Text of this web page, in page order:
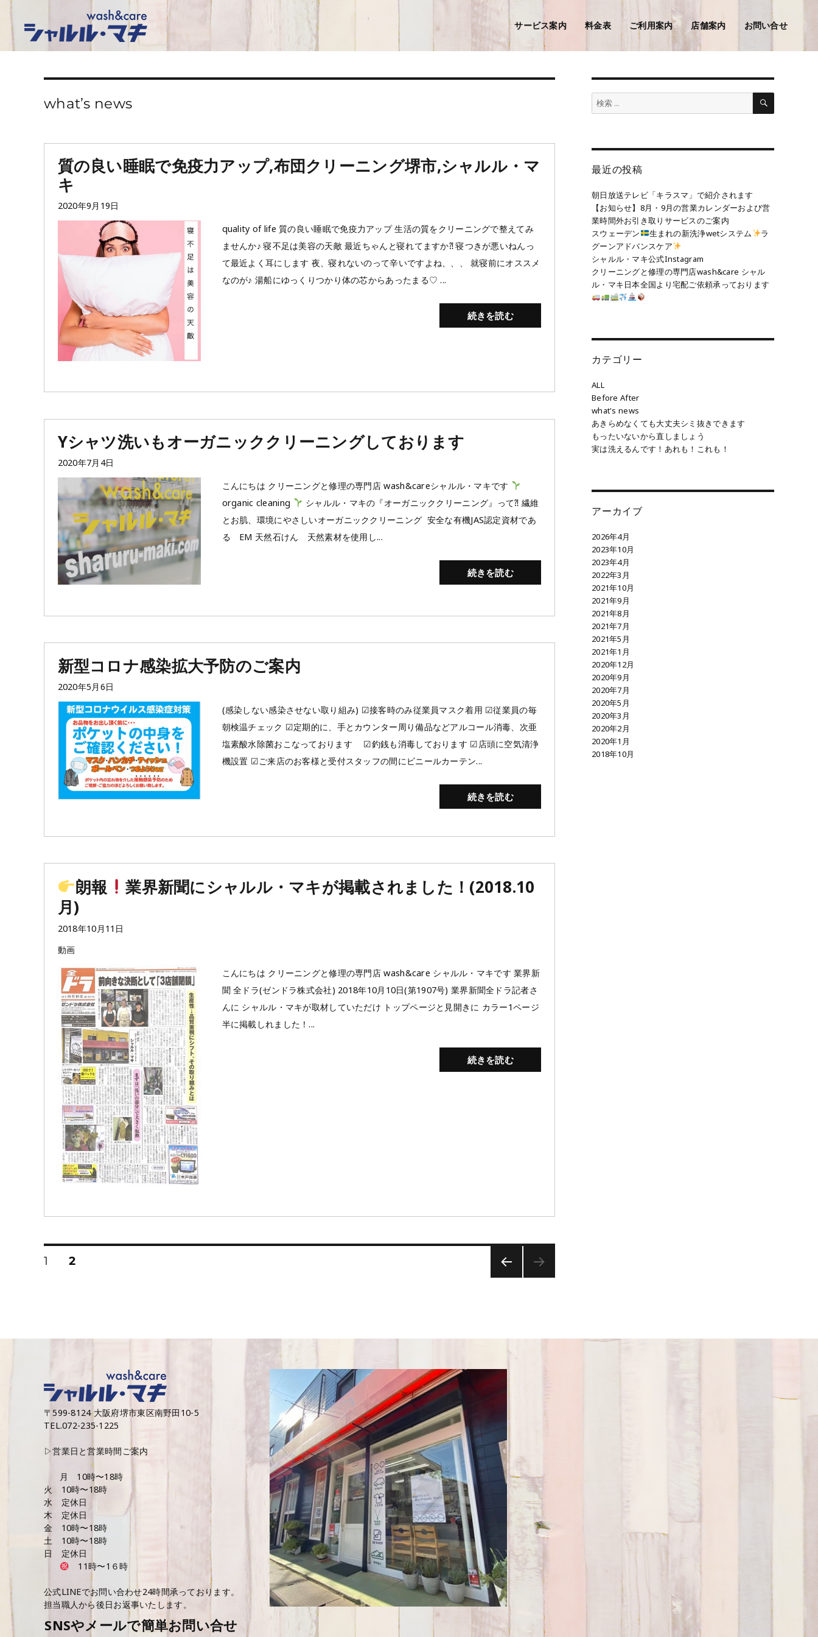
サービス案内 料金表 ご利用案内 店舗案内 お問い合せ
what’s news
質の良い睡眠で免疫力アップ,布団クリーニング堺市,シャルル・マ
キ
投
稿
2020年9月19日
quality of life 質の良い睡眠で免疫力アップ 生活の質をクリーニングで整えてみ
ませんか♪ 寝不足は美容の天敵 最近ちゃんと寝れてますか⁈ 寝つきが悪いねんっ
て最近よく耳にします 夜、寝れないのって辛いですよね、、、 就寝前にオススメ
なのが♪ 湯船にゆっくりつかり体の芯からあったまる♡ ...
続きを読む
Yシャツ洗いもオーガニッククリーニングしております
投
稿
日:
2020年7月4日
こんにちは クリーニングと修理の専門店 wash&careシャルル・マキです
organic cleaning
シャルル・マキの『オーガニッククリーニング』って⁈ 繊維
とお肌、環境にやさしいオーガニッククリーニング 安全な有機JAS認定資材であ
る EM 天然石けん 天然素材を使用し...
続きを読む
新型コロナ感染拡大予防のご案内
投
稿
日:
2020年5月6日
(感染しない感染させない取り組み) ☑︎接客時のみ従業員マスク着用 ☑︎従業員の毎
朝検温チェック ☑︎定期的に、手とカウンター周り備品などアルコール消毒、次亜
塩素酸水除菌おこなっております ☑︎釣銭も消毒しております ☑︎店頭に空気清浄
機設置 ☑︎ご来店のお客様と受付スタッフの間にビニールカーテン...
続きを読む
朗報
業界新聞にシャルル・マキが掲載されました！(2018.10
月)
投
稿
2018年10月11日
フ
ォ
ー
マ
ッ
ト
動画
こんにちは クリーニングと修理の専門店 wash&care シャルル・マキです 業界新
聞 全ドラ(ゼンドラ株式会社) 2018年10月10日(第1907号) 業界新聞全ドラ記者さ
んに シャルル・マキが取材していただけ トップページと見開きに カラー1ページ
半に掲載しれました！...
続きを読む
投
稿
ー
ョ
ン
固
1
固
2
検
索:
検
最近の投稿
朝日放送テレビ「キラスマ」で紹介されます
【お知らせ】8月・9月の営業カレンダーおよび営
業時間外お引き取りサービスのご案内
スウェーデン
生まれの新洗浄wetシステム
ラ
グーンアドバンスケア
シャルル・マキ公式Instagram
クリーニングと修理の専門店wash&care シャル
ル・マキ日本全国より宅配ご依頼承っております
カテゴリー
ALL
Before After
what's news
あきらめなくても大丈夫シミ抜きできます
もったいないから直しましょう
実は洗えるんです！あれも！これも！
アーカイブ
2026年4月
2023年10月
2023年4月
2022年3月
2021年10月
2021年9月
2021年8月
2021年7月
2021年5月
2021年1月
2020年12月
2020年9月
2020年7月
2020年5月
2020年3月
2020年2月
2020年1月
2018年10月
〒599-8124 大阪府堺市東区南野田10-5
TEL.072-235-1225
▷営業日と営業時間ご案内
月 10時〜18時
火 10時〜18時
水 定休日
木 定休日
金 10時〜18時
土 10時〜18時
日 定休日
11時〜1６時
公式LINEでお問い合わせ24時間承っております。
担当職人から後日お返事いたします。
SNSやメールで簡単お問い合せ